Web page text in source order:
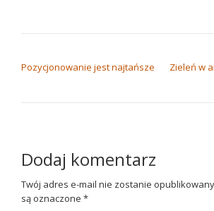
Pozycjonowanie jest najtańsze Zieleń w
Dodaj komentarz
Twój adres e-mail nie zostanie
są oznaczone *